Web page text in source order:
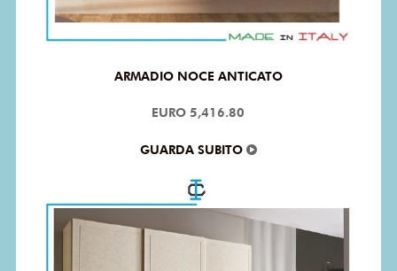
ARMADIO NOCE ANTICATO
EURO 5,416.80
GUARDA SUBITO